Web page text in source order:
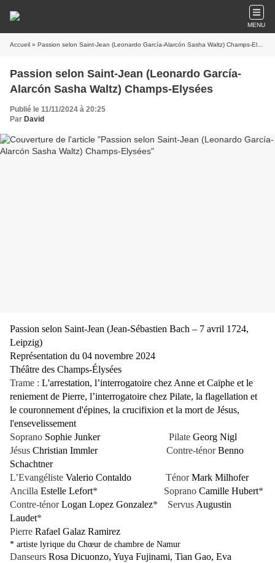
MENU
Accueil » Passion selon Saint-Jean (Leonardo García-Alarcón Sasha Waltz) Champs-Elysées
Passion selon Saint-Jean (Leonardo García-
Alarcón Sasha Waltz) Champs-Elysées
Publié le 11/11/2024 à 20:25
Par David
Passion selon Saint-Jean (Jean-Sébastien Bach – 7 avril 1724,
Leipzig)
Représentation du 04 novembre 2024
Théâtre des Champs-Élysées
Trame : L'arrestation, l’interrogatoire chez Anne et Caïphe et le
reniement de Pierre, l’interrogatoire chez Pilate, la flagellation et
le couronnement d'épines, la crucifixion et la mort de Jésus,
l'ensevelissement
Soprano Sophie Junker Pilate Georg Nigl
Jésus Christian Immler Contre-ténorBenno
Schachtner
L’Evangéliste Valerio Contaldo TénorMark Milhofer
Ancilla Estelle Lefort* Soprano Camille Hubert*
Contre-ténorLogan Lopez Gonzalez* Servus Augustin
Laudet*
Pierre Rafael Galaz Ramirez
* artiste lyrique du Chœur de chambre de Namur
Danseurs Rosa Dicuonzo, Yuya Fujinami, Tian Gao, Eva